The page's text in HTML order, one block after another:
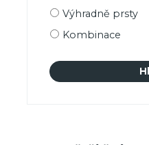
Výhradně prsty
Kombinace